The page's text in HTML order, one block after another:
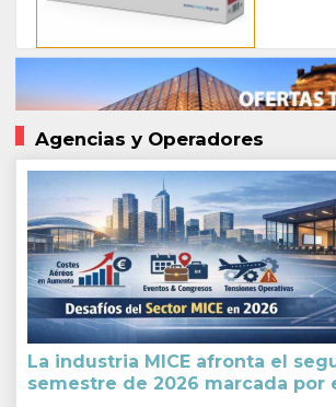
Agencias y Operadores
La industria MICE afronta el
semestre de 2026 marcada por